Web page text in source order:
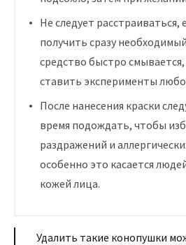
Не следует расстраиваться,
получить сразу
средство быстро
ставить эксперименты
После нанесения краски
время подождать, чтобы
раздражений и
особенно это касается
кожей лица.
Удалить такие конопушки